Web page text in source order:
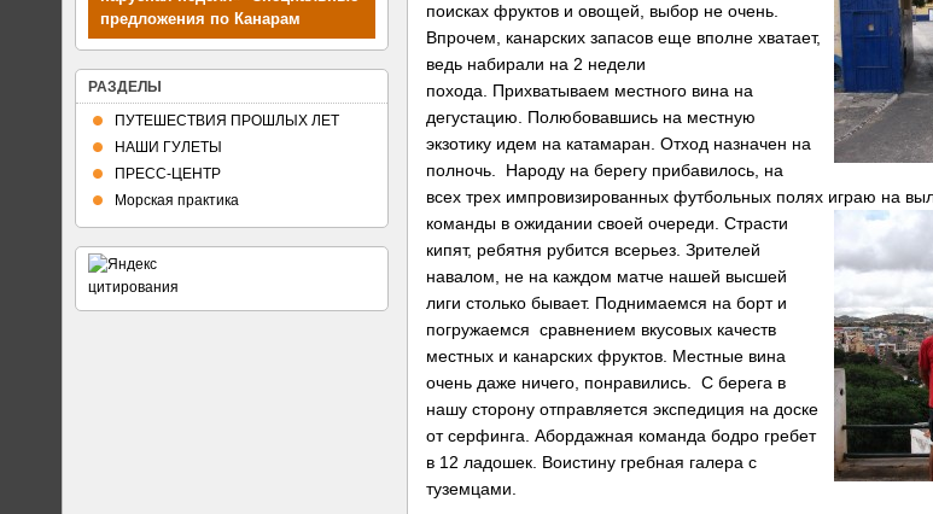
поисках фруктов и овощей, выбор не очень.
Впрочем, канарских запасов еще вполне хватает,
ведь набирали на 2 недели
похода. Прихватываем местного вина на
дегустацию. Полюбовавшись на местную
экзотику идем на катамаран. Отход назначен на
полночь. Народу на берегу прибавилось, на
всех трех импровизированных футбольных полях играю на
команды в ожидании своей очереди. Страсти
кипят, ребятня рубится всерьез. Зрителей
навалом, не на каждом матче нашей высшей
лиги столько бывает. Поднимаемся на борт и
погружаемся сравнением вкусовых качеств
местных и канарских фруктов. Местные вина
очень даже ничего, понравились. С берега в
нашу сторону отправляется экспедиция на доске
от серфинга. Абордажная команда бодро гребет
в 12 ладошек. Воистину гребная галера с
туземцами.
Планы путешествий
РАЗДЕЛЫ
ПУТЕШЕСТВИЯ ПРОШЛЫХ ЛЕТ
НАШИ ГУЛЕТЫ
ПРЕСС-ЦЕНТР
Морская практика